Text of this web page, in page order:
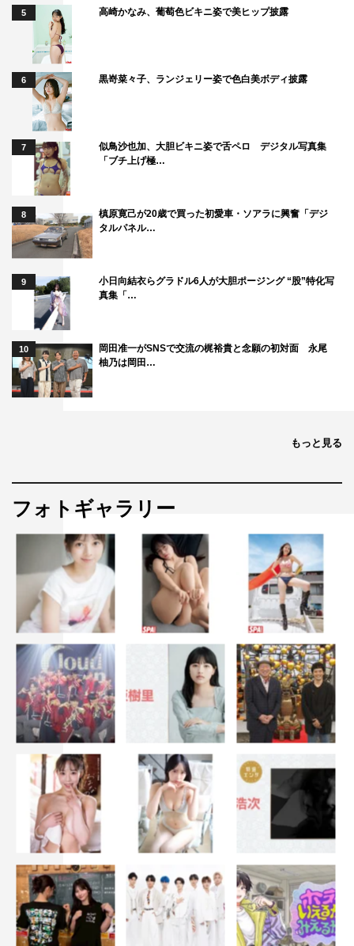
5 高崎かなみ、葡萄色ビキニ姿で美ヒップ披露
6 黒嵜菜々子、ランジェリー姿で色白美ボディ披露
7
似鳥沙也加、大胆ビキニ姿で舌ペロ デジタル写真集
「ブチ上げ極…
8
槙原寛己が20歳で買った初愛車・ソアラに興奮「デジ
タルパネル…
9
小日向結衣らグラドル6人が大胆ポージング “股”特化写
真集「…
10
岡田准一がSNSで交流の梶裕貴と念願の初対面 永尾
柚乃は岡田…
もっと見る
フォトギャラリー